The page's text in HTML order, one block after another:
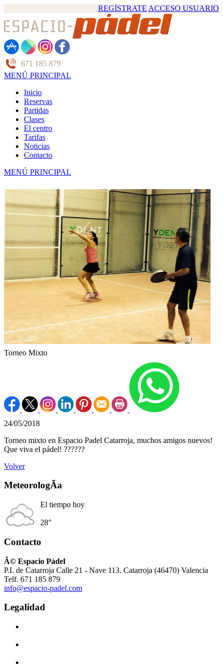
REGÍSTRATE ACCESO USUARIO
671 185 879
MENÚ PRINCIPAL
Inicio
Reservas
Partidas
Clases
El centro
Tarifas
Noticias
Contacto
MENÚ PRINCIPAL
Torneo Mixto
24/05/2018
Torneo mixto en Espacio Padel Catarroja, muchos amigos nuevos!
Que viva el pádel! ??????
Volver
MeteorologÃ­a
El tiempo hoy
28°
Contacto
Â© Espacio Pádel
P.I. de Catarroja Calle 21 - Nave 113. Catarroja (46470) Valencia
Telf. 671 185 879
info@espacio-padel.com
Legalidad